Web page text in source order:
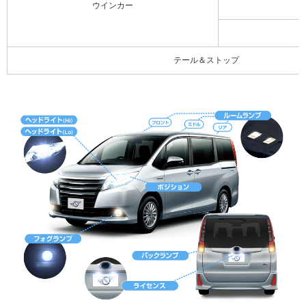
ウインカー
テール＆ストップ